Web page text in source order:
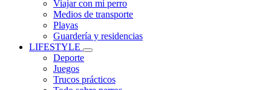
Viajar con mi perro
Medios de transporte
Playas
Guardería y residencias
LIFESTYLE
Deporte
Juegos
Trucos prácticos